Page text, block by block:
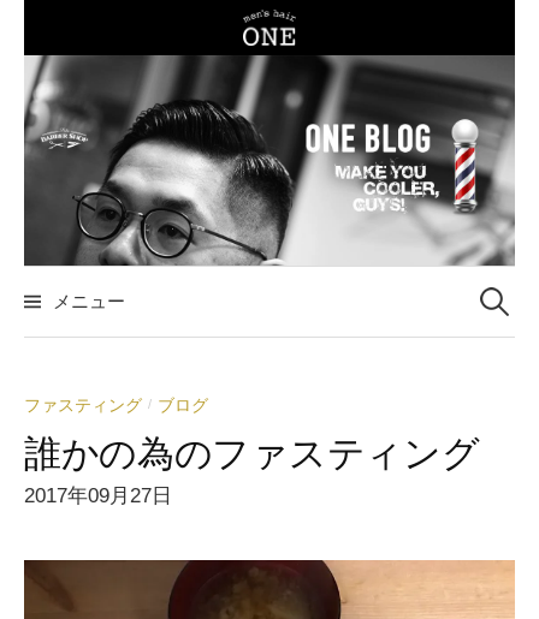
テ
ン
ツ
プ
メニュー 検
:
ファスティング / ブログ
誰かの為のファスティング
2017年09月27日